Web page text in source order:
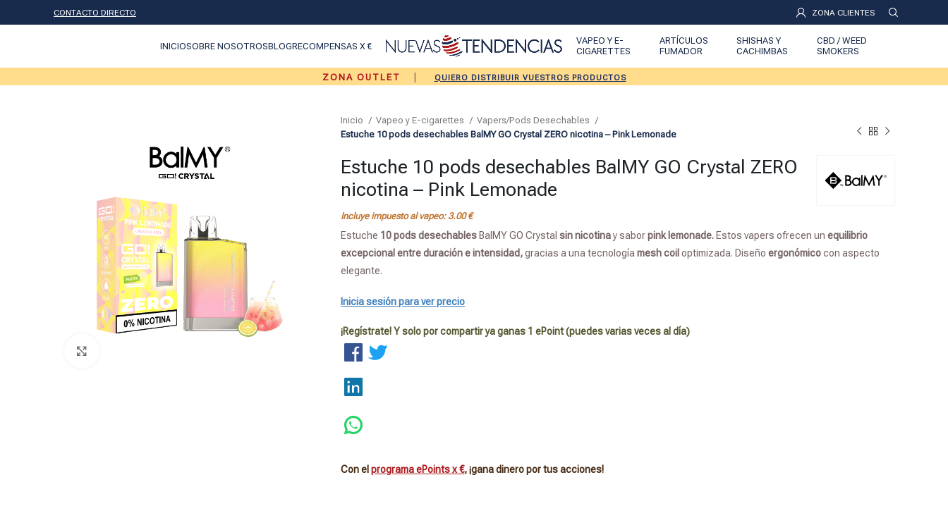
CONTACTO DIRECTO ZONA CLIENTES
INICIOSOBRE NOSOTROSBLOGRECOMPENSAS X €
VAPEO Y E-
CIGARETTES
ARTÍCULOS
FUMADOR
SHISHAS Y
CACHIMBAS
CBD / WEED
SMOKERS
ZONA OUTLET | QUIERO DISTRIBUIR VUESTROS PRODUCTOS
Inicio Vapeo y E-cigarettes
Vapers/Pods Desechables
Estuche 10 pods desechables BalMY GO Crystal ZERO nicotina – Pink Lemonade
Estuche 10 pods desechables BalMY GO Crystal ZERO
nicotina – Pink Lemonade
Incluye impuesto al vapeo: 3.00€
Estuche 10 pods desechables BalMY GO Crystalsin nicotinay saborpink lemonade. Estos vapers ofrecen unequilibrio
excepcional entre duración e intensidad,gracias a una tecnologíamesh coil optimizada. Diseñoergonómicocon aspecto
elegante.
Inicia sesión para ver precio
¡Regístrate! Y solo por compartir ya ganas 1 ePoint (puedes varias veces al día)
Con elprograma ePoints x €, ¡gana dinero por tus acciones!